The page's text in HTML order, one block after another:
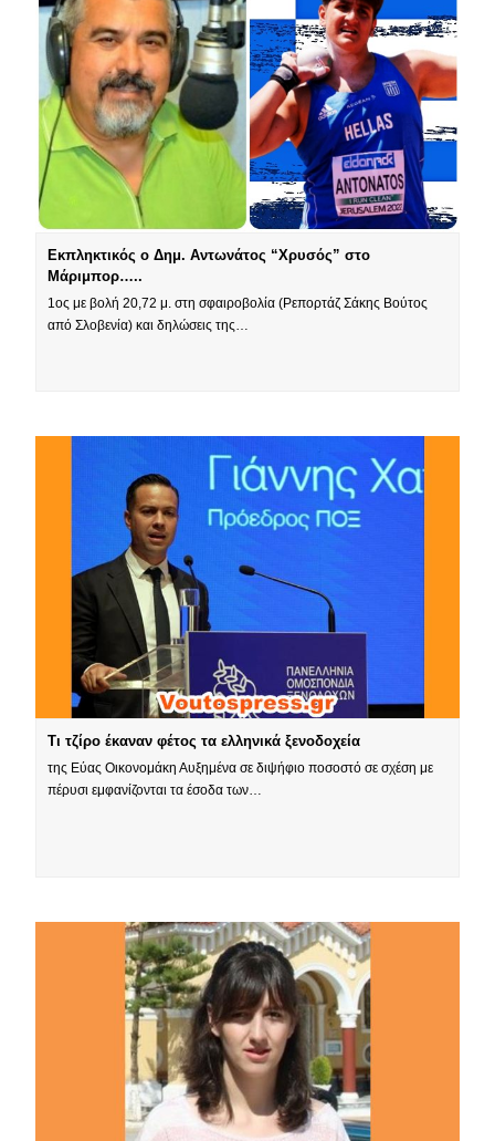
Εκπληκτικός ο Δημ. Αντωνάτος “Χρυσός” στο
Μάριμπορ…..
1ος με βολή 20,72 μ. στη σφαιροβολία (Ρεπορτάζ Σάκης Βούτος
από Σλοβενία) και δηλώσεις της…
Τι τζίρο έκαναν φέτος τα ελληνικά ξενοδοχεία
της Εύας Οικονομάκη Αυξημένα σε διψήφιο ποσοστό σε σχέση με
πέρυσι εμφανίζονται τα έσοδα των…